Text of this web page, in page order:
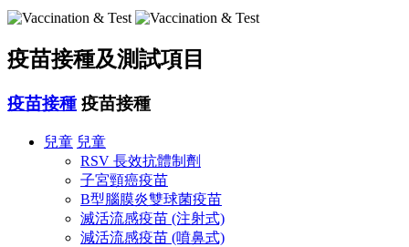
疫苗接種及測試項目
疫苗接種 疫苗接種
兒童 兒童
RSV 長效抗體制劑
子宮頸癌疫苗
B型腦膜炎雙球菌疫苗
滅活流感疫苗 (注射式)
減活流感疫苗 (噴鼻式)